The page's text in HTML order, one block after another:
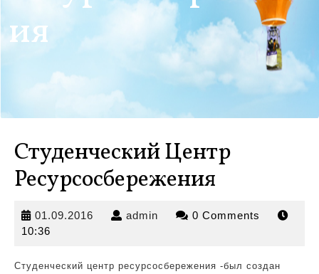
ия
Студенческий Центр
Ресурсосбережения
01.09.2016 01.09.2016
admin admin 0 Comments
10:36
Студенческий центр ресурсосбережения -был создан